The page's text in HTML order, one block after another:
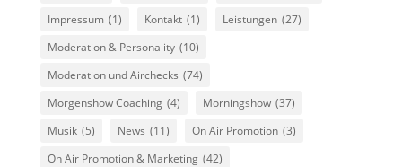
Impressum (1) Kontakt (1) Leistungen (27)
Moderation & Personality (10)
Moderation und Airchecks (74)
Morgenshow Coaching (4) Morningshow (37)
Musik (5) News (11) On Air Promotion (3)
On Air Promotion & Marketing (42)